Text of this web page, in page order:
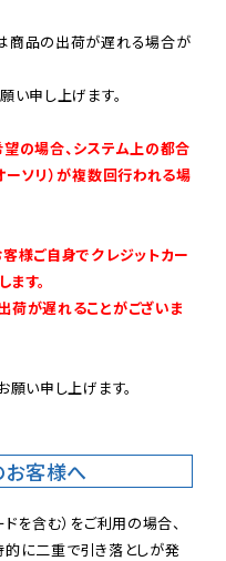
商品の出荷が遅れる場合が
い申し上げます。
の場合、システム上の都合
ーソリ）が複数回行われる場
様ご自身でクレジットカー
す。
が遅れることがございま
願い申し上げます。
お客様へ
を含む）をご利用の場合、
に二重で引き落としが発